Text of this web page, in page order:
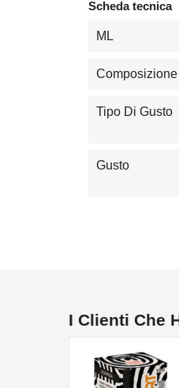
Scheda tecnica
ML
Composizione
Tipo Di Gusto
Gusto
I Clienti Che